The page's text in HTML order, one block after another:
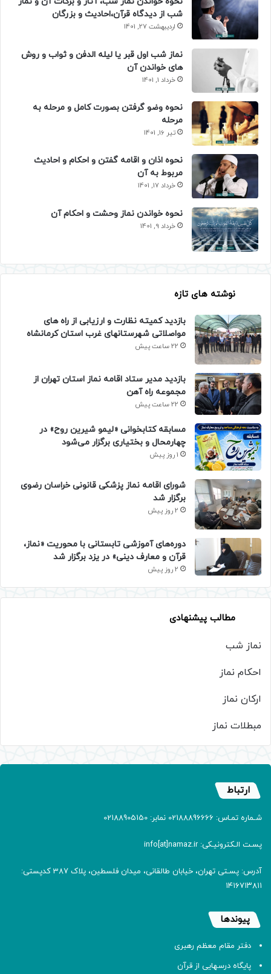
شب از دیدگاه قرآن،احادیث و بزرگان
اردیبهشت 27, 1401
نماز شب اول قبر یا لیله الدفن و ثواب و روش
های خواندن آن
خرداد 1, 1401
نحوه وضو گرفتن بصورت کامل و مرحله به
مرحله
تیر 16, 1401
نحوه اذان و اقامه گفتن و احکام و احادیث
مربوط به آن
خرداد 17, 1401
نحوه خواندن نماز وحشت و احکام آن
خرداد 9, 1401
نوشته های تازه
بازدید کمیته نظارت و ارزیابی از راه های
مواصلاتی شهرستانهای غرب استان کرمانشاه
22 ساعت پیش
بازدید مدیر ستاد اقامه نماز استان تهران از
مجموعه راه آهن
22 ساعت پیش
مسابقه کتابخوانی «لیمو شیرین روح» در
چهارمحال و بختیاری برگزار می‌شود
1 روز پیش
شورای اقامه نماز پزشکی قانونی خراسان رضوی
برگزار شد
2 روز پیش
دوره‌های آموزشی تابستانی با محوریت «نماز،
قرآن و معارف دینی» در یزد برگزار شد
2 روز پیش
مطالب پیشنهادی
نماز شب
احکام نماز
ارکان نماز
مبطلات نماز
ارتباط
شـماره تمـاس: 02188896666 نمابر: 02188905150
پسـت الـکترونیـکی: info[at]namaz.ir
آدرس: پسـتی تهران، خیابان طالقانی، میدان فلسطین، پلاک 387 کدپستی:
۱۴۱۶۷۱۳۸۱۱
پیوندها
دفتر مقام معظم رهبری
پایگاه درسهایی از قرآن